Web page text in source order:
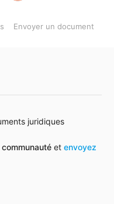
Envoyer un document
juridiques
et envoyez